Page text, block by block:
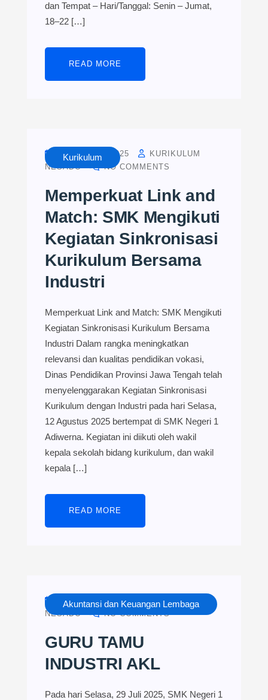
dan Tempat – Hari/Tanggal: Senin – Jumat,
18–22 […]
READ MORE
Kurikulum
AUGUST 13, 2025
KURIKULUM
NESADO
NO COMMENTS
Memperkuat Link and
Match: SMK Mengikuti
Kegiatan Sinkronisasi
Kurikulum Bersama
Industri
Memperkuat Link and Match: SMK Mengikuti
Kegiatan Sinkronisasi Kurikulum Bersama
Industri Dalam rangka meningkatkan
relevansi dan kualitas pendidikan vokasi,
Dinas Pendidikan Provinsi Jawa Tengah telah
menyelenggarakan Kegiatan Sinkronisasi
Kurikulum dengan Industri pada hari Selasa,
12 Agustus 2025 bertempat di SMK Negeri 1
Adiwerna. Kegiatan ini diikuti oleh wakil
kepala sekolah bidang kurikulum, dan wakil
kepala […]
READ MORE
Akuntansi dan Keuangan Lembaga
JULY 30, 2025
KURIKULUM
NESADO
NO COMMENTS
GURU TAMU
INDUSTRI AKL
Pada hari Selasa, 29 Juli 2025, SMK Negeri 1